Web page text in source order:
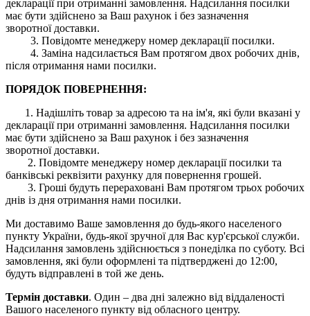
декларації при отриманні замовлення. Надсилання посилки
має бути здійснено за Ваш рахунок і без зазначення
зворотної доставки.
3. Повідомте менеджеру номер декларації посилки.
4. Заміна надсилається Вам протягом двох робочих днів,
після отримання нами посилки.
ПОРЯДОК ПОВЕРНЕННЯ:
1. Надішліть товар за адресою та на ім'я, які були вказані у
декларації при отриманні замовлення. Надсилання посилки
має бути здійснено за Ваш рахунок і без зазначення
зворотної доставки.
2. Повідомте менеджеру номер декларації посилки та
банківські реквізити рахунку для повернення грошей.
3. Гроші будуть перераховані Вам протягом трьох робочих
днів із дня отримання нами посилки.
Ми доставимо Ваше замовлення до будь-якого населеного
пункту України, будь-якої зручної для Вас кур'єрської служби.
Надсилання замовлень здійснюється з понеділка по суботу. Всі
замовлення, які були оформлені та підтверджені до 12:00,
будуть відправлені в той же день.
Термін доставки. Один – два дні залежно від віддаленості
Вашого населеного пункту від обласного центру.